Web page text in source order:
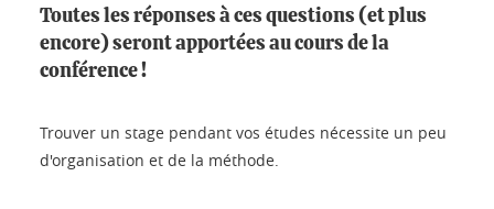
Toutes les réponses à ces questions (et plus
encore) seront apportées au cours de la
conférence !
Trouver un stage pendant vos études nécessite un peu
d'organisation et de la méthode.